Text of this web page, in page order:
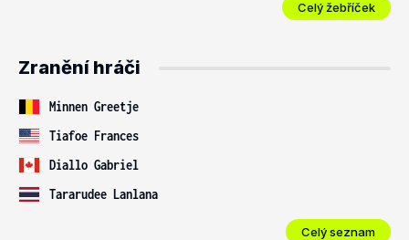
Celý žebříček
Zranění hráči
Minnen Greetje
Tiafoe Frances
Diallo Gabriel
Tararudee Lanlana
Celý seznam